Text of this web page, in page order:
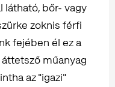
látható, bőr- vagy
zoknis férfi
fejében él ez a
műanyag
az "igazi"